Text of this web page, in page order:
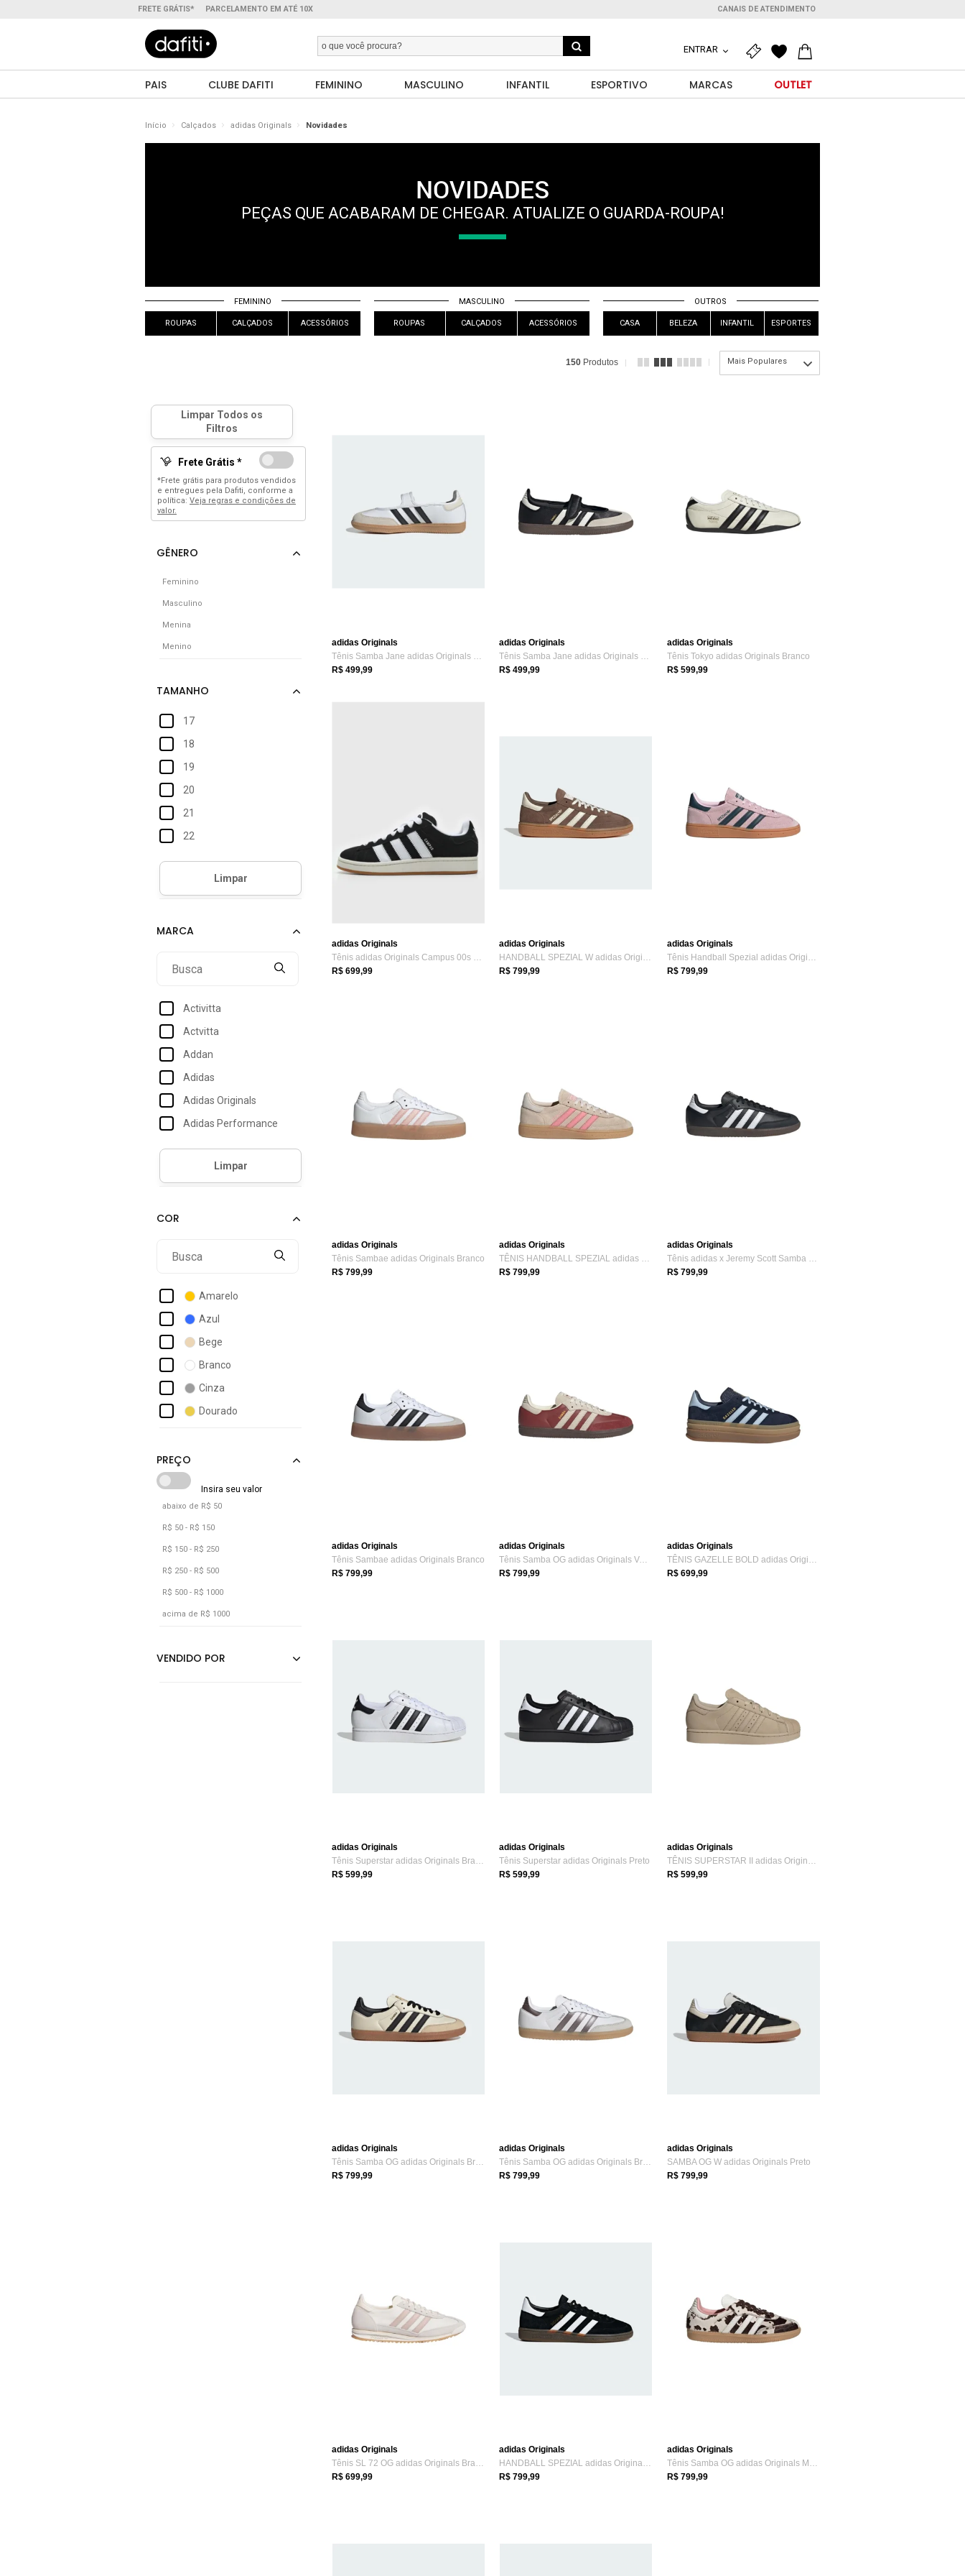
FRETE GRÁTIS* PARCELAMENTO EM ATÉ 10X CANAIS DE ATENDIMENTO
ENTRAR
PAIS CLUBE DAFITI FEMININO MASCULINO INFANTIL ESPORTIVO MARCAS OUTLET
Início Calçados adidas Originals Novidades
NOVIDADES
PEÇAS QUE ACABARAM DE CHEGAR. ATUALIZE O GUARDA-ROUPA!
FEMININO
ROUPAS CALÇADOS ACESSÓRIOS
MASCULINO
ROUPAS CALÇADOS ACESSÓRIOS
OUTROS
CASA BELEZA INFANTIL ESPORTES
150 Produtos Mais Populares
Frete Grátis *
*Frete grátis para produtos vendidos
e entregues pela Dafiti, conforme a
política: Veja regras e condições de
valor.
Feminino
Masculino
Menina
Menino
17
18
19
20
21
22
23
26
28
Activitta
Actvitta
Addan
Adidas
Adidas Originals
Adidas Performance
Adidas Sportswear
Amarena Shoes
Andacco
Amarelo
Azul
Bege
Branco
Cinza
Dourado
Rosa
Roxo
Verde
Vermelho
Vinho
abaixo de R$ 50
R$ 50 - R$ 150
R$ 150 - R$ 250
R$ 250 - R$ 500
R$ 500 - R$ 1000
acima de R$ 1000
adidas Originals
Tênis Samba Jane adidas Originals Branco
R$ 499,99
adidas Originals
Tênis Samba Jane adidas Originals Preto
R$ 499,99
adidas Originals
Tênis Tokyo adidas Originals Branco
R$ 599,99
adidas Originals
Tênis adidas Originals Campus 00s Preto
R$ 699,99
adidas Originals
HANDBALL SPEZIAL W adidas Originals Marrom
R$ 799,99
adidas Originals
Tênis Handball Spezial adidas Originals Rosa
R$ 799,99
adidas Originals
Tênis Sambae adidas Originals Branco
R$ 799,99
adidas Originals
TÊNIS HANDBALL SPEZIAL adidas Originals Bege
R$ 799,99
adidas Originals
Tênis adidas x Jeremy Scott Samba OG adi...
R$ 799,99
adidas Originals
Tênis Sambae adidas Originals Branco
R$ 799,99
adidas Originals
Tênis Samba OG adidas Originals Vermelho
R$ 799,99
adidas Originals
TÊNIS GAZELLE BOLD adidas Originals Azul
R$ 699,99
adidas Originals
Tênis Superstar adidas Originals Branco
R$ 599,99
adidas Originals
Tênis Superstar adidas Originals Preto
R$ 599,99
adidas Originals
TÊNIS SUPERSTAR II adidas Originals Bege
R$ 599,99
adidas Originals
Tênis Samba OG adidas Originals Branco
R$ 799,99
adidas Originals
Tênis Samba OG adidas Originals Branco
R$ 799,99
adidas Originals
SAMBA OG W adidas Originals Preto
R$ 799,99
adidas Originals
Tênis SL 72 OG adidas Originals Branco
R$ 699,99
adidas Originals
HANDBALL SPEZIAL adidas Originals Preto
R$ 799,99
adidas Originals
Tênis Samba OG adidas Originals Marrom
R$ 799,99